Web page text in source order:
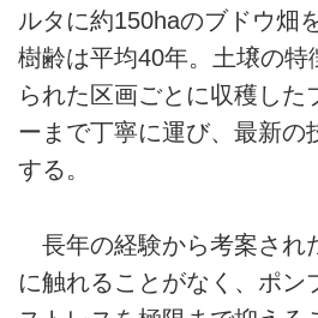
ルタに約150haのブドウ畑
樹齢は平均40年。土壌の特
られた区画ごとに収穫した
ーまで丁寧に運び、最新の
する。
長年の経験から考案され
に触れることがなく、ポン